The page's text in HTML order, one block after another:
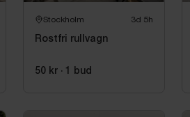
Stockholm 3d 5h
Rostfri rullvagn
50 kr · 1 bud